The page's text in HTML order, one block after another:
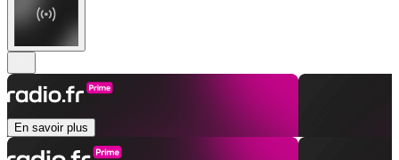
En savoir plus